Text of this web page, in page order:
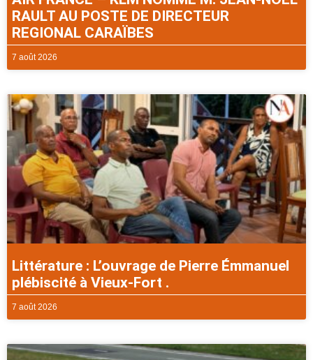
RAULT AU POSTE DE DIRECTEUR
REGIONAL CARAÏBES
7 août 2026
Littérature : L’ouvrage de Pierre Émmanuel
plébiscité à Vieux-Fort .
7 août 2026